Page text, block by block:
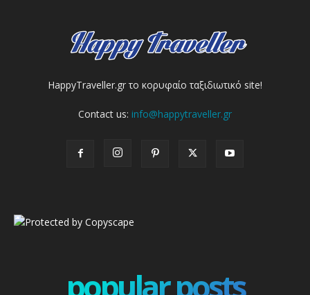
HappyTraveller.gr το κορυφαίο ταξιδιωτικό site!
Contact us: info@happytraveller.gr
popular posts